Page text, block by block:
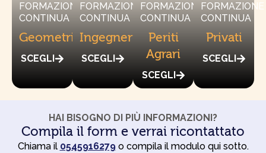
FORMAZIONE
CONTINUA
Geometri
SCEGLI
FORMAZIONE
CONTINUA
Ingegneri
SCEGLI
FORMAZIONE
CONTINUA
Periti
Agrari
SCEGLI
FORMAZIONE
CONTINUA
Privati
SCEGLI
HAI BISOGNO DI PIÙ INFORMAZIONI?
Compila il form e verrai ricontattato
Chiama il 0545916279o compila il modulo qui sotto.